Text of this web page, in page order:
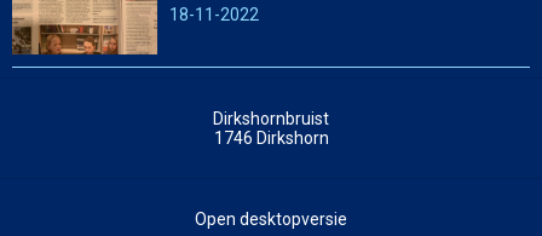
18-11-2022
Dirkshornbruist
1746 Dirkshorn
Open desktopversie